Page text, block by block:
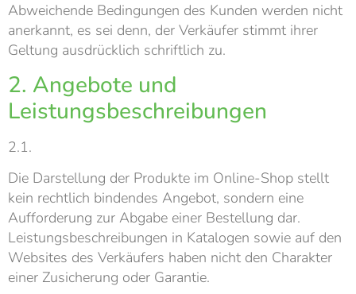
Abweichende Bedingungen des Kunden werden nicht
anerkannt, es sei denn, der Verkäufer stimmt ihrer
Geltung ausdrücklich schriftlich zu.
2. Angebote und
Leistungsbeschreibungen
2.1.
Die Darstellung der Produkte im Online-Shop stellt
kein rechtlich bindendes Angebot, sondern eine
Aufforderung zur Abgabe einer Bestellung dar.
Leistungsbeschreibungen in Katalogen sowie auf den
Websites des Verkäufers haben nicht den Charakter
einer Zusicherung oder Garantie.